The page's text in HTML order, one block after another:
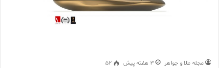
مجله طلا و جواهر 3 هفته پیش 52